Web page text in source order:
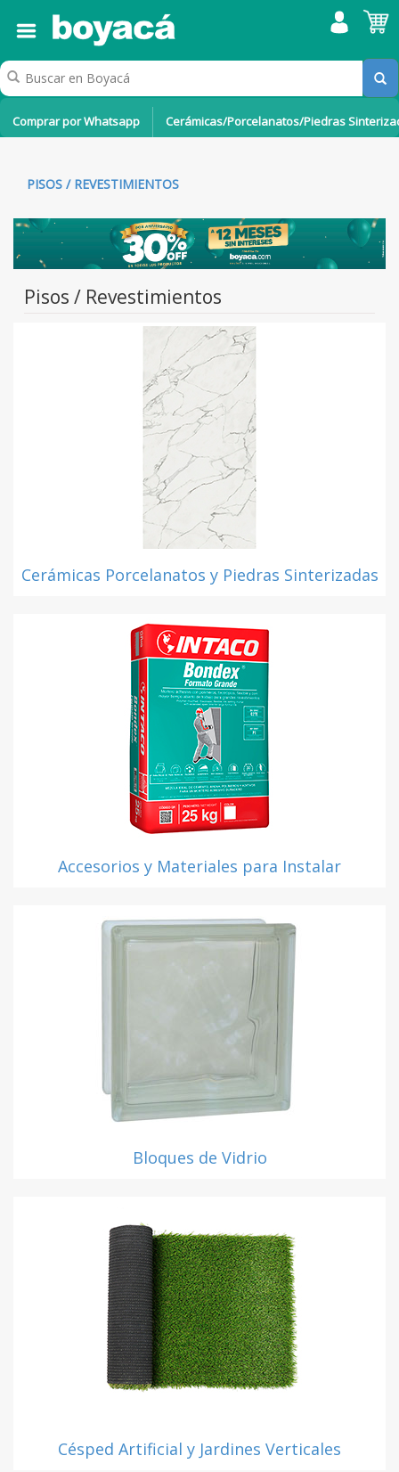
Comprar por Whatsapp Cerámicas/Porcelanatos/Piedras
PISOS / REVESTIMIENTOS
Pisos / Revestimientos
Cerámicas Porcelanatos y Piedras Sinterizadas
Accesorios y Materiales para Instalar
Bloques de Vidrio
Césped Artificial y Jardines Verticales